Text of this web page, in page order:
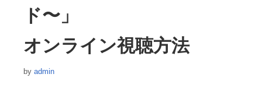
ド〜」
オンライン視聴方法
by admin